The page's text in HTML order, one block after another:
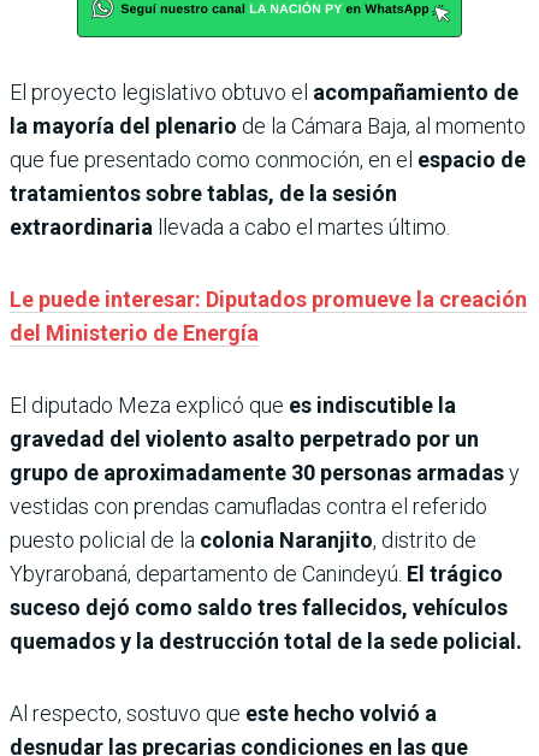
El proyecto legislativo obtuvo el acompañamiento de
la mayoría del plenario de la Cámara Baja, al momento
que fue presentado como conmoción, en el espacio de
tratamientos sobre tablas, de la sesión
extraordinaria
llevada a cabo el martes último.
Le puede interesar: Diputados promueve la creación
del Ministerio de Energía
El diputado Meza explicó que es indiscutible la
gravedad del violento asalto perpetrado por un
grupo de aproximadamente 30 personas armadasy
vestidas con prendas camufladas contra el referido
puesto policial de la colonia Naranjito, distrito de
Ybyrarobaná, departamento de Canindeyú. El trágico
suceso dejó como saldo tres fallecidos, vehículos
quemados y la destrucción total de la sede policial.
Al respecto, sostuvo que este hecho volvió a
desnudar las precarias condiciones en las que